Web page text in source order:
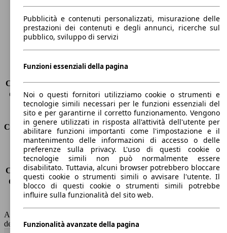
Larghezza
1730 mm
Passo
2500 mm
Peso massimo
-
Carico massimo
-
Porte
3
-
Capacità di traino (senza freni) -
Capacità di traino (con freni)
750 kg
Volume del bagagliaio
211 - 731 l
Consumi
Emissioni di CO2*
155 g/km (komb.)
Consumo (urbano)
9.1 l/100km
Consumo (extra-urbano) 5.2 l/100km
Consumo (combinato)* 6.7 l/100km
Classe di emissione
Euro 6
AutoScout24 non si assume alcuna responsabilità per la correttezza
dei dati.
Pubblicità e contenuti personalizzati, misurazione delle
prestazioni dei contenuti e degli annunci, ricerche sul
pubblico, sviluppo di servizi
Funzioni essenziali della pagina
Noi o questi fornitori utilizziamo cookie o strumenti e
tecnologie simili necessari per le funzioni essenziali del
sito e per garantirne il corretto funzionamento. Vengono
in genere utilizzati in risposta all'attività dell'utente per
abilitare funzioni importanti come l'impostazione e il
mantenimento delle informazioni di accesso o delle
preferenze sulla privacy. L'uso di questi cookie o
tecnologie simili non può normalmente essere
disabilitato. Tuttavia, alcuni browser potrebbero bloccare
questi cookie o strumenti simili o avvisare l'utente. Il
blocco di questi cookie o strumenti simili potrebbe
influire sulla funzionalità del sito web.
Funzionalità avanzate della pagina